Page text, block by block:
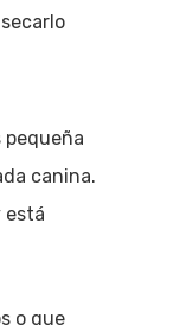
canina.
está
o que